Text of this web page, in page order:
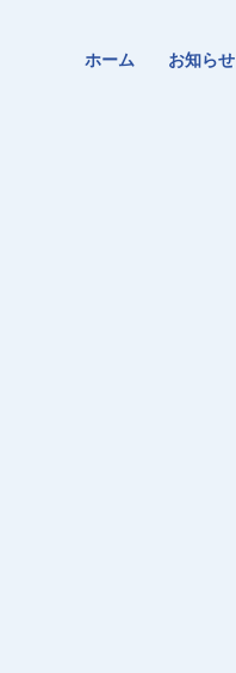
ホーム お知らせ